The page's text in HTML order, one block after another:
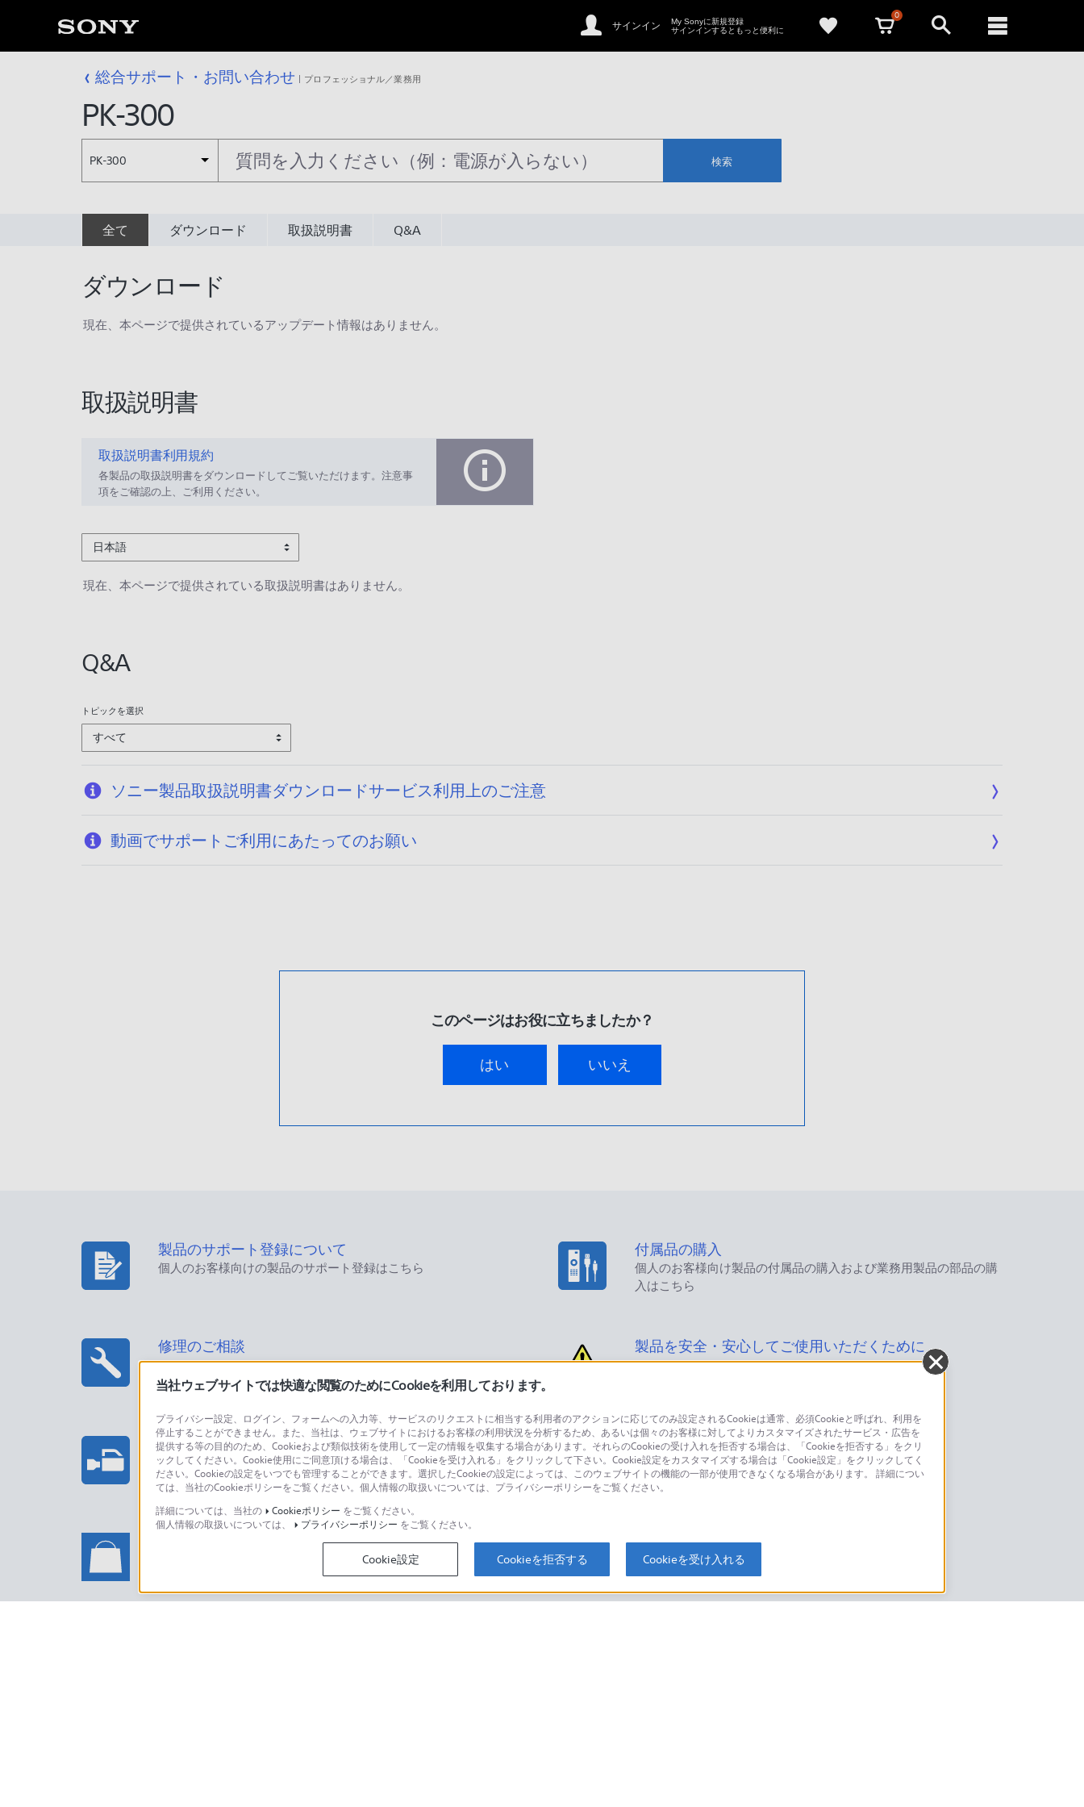
サインイン
My Sonyに新規登録
サインインするともっと便利に
0
総合サポート・お問い合わせ プロフェッショナル／業務用
PK-300
PK-300 検索
全て ダウンロード 取扱説明書 Q&A
ダウンロード
現在、本ページで提供されているアップデート情報はありません。
取扱説明書
取扱説明書利用規約
各製品の取扱説明書をダウンロードしてご覧いただけます。注意事
項をご確認の上、ご利用ください。
日本語
現在、本ページで提供されている取扱説明書はありません。
Q&A
トピックを選択
すべて
ソニー製品取扱説明書ダウンロードサービス利用上のご注意
動画でサポートご利用にあたってのお願い
このページはお役に立ちましたか？
はい いいえ
製品のサポート登録について
個人のお客様向けの製品のサポート登録はこちら
付属品の購入
個人のお客様向け製品の付属品の購入および業務用製品の部品の購
入はこちら
修理のご相談 製品を安全・安心してご使用いただくために
プロフェッショナル/業務用製品に関するお問い合わせ
法人のお客様はこちら
製品に関するお問い合わせ
個人のお客様はこちら
ソニーストアでのお買い物に関するご利用ガイド・お問
ソニーストアのご利用方法・サービスに関してのご案内はこちら
海外仕様製品
オーバーシーズモデルに関してのご案内はこちら
当社ウェブサイトでは快適な閲覧のためにCookieを利用しております。
プライバシー設定、ログイン、フォームへの入力等、サービスのリクエストに相当する利用者のアクションに応じてのみ設定されるCookieは通常、必須Cookieと呼ばれ、利用を
停止することができません。また、当社は、ウェブサイトにおけるお客様の利用状況を分析するため、あるいは個々のお客様に対してよりカスタマイズされたサービス・広告を
提供する等の目的のため、Cookieおよび類似技術を使用して一定の情報を収集する場合があります。それらのCookieの受け入れを拒否する場合は、「Cookieを拒否する」をクリ
ックしてください。Cookie使用にご同意頂ける場合は、「Cookieを受け入れる」をクリックして下さい。Cookie設定をカスタマイズする場合は「Cookie設定」をクリックしてく
ださい。Cookieの設定をいつでも管理することができます。選択したCookieの設定によっては、このウェブサイトの機能の一部が使用できなくなる場合があります。 詳細につい
ては、当社のCookieポリシーをご覧ください。個人情報の取扱いについては、プライバシーポリシーをご覧ください。
詳細については、当社の
Cookieポリシー をご覧ください。
個人情報の取扱いについては、
プライバシーポリシー をご覧ください。
Cookie設定 Cookieを拒否する Cookieを受け入れる